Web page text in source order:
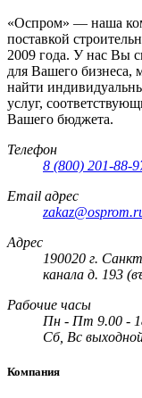
«Оспром» — наша
поставкой
2009 года. У нас Вы
для Вашего бизнеса,
найти
услуг,
Вашего бюджета.
Телефон
8 (800) 201-88-
Email адрес
Адрес
190020 г.
канала д. 193
Рабочие часы
Пн - Пт 9.00 -
Сб, Вс
Компания